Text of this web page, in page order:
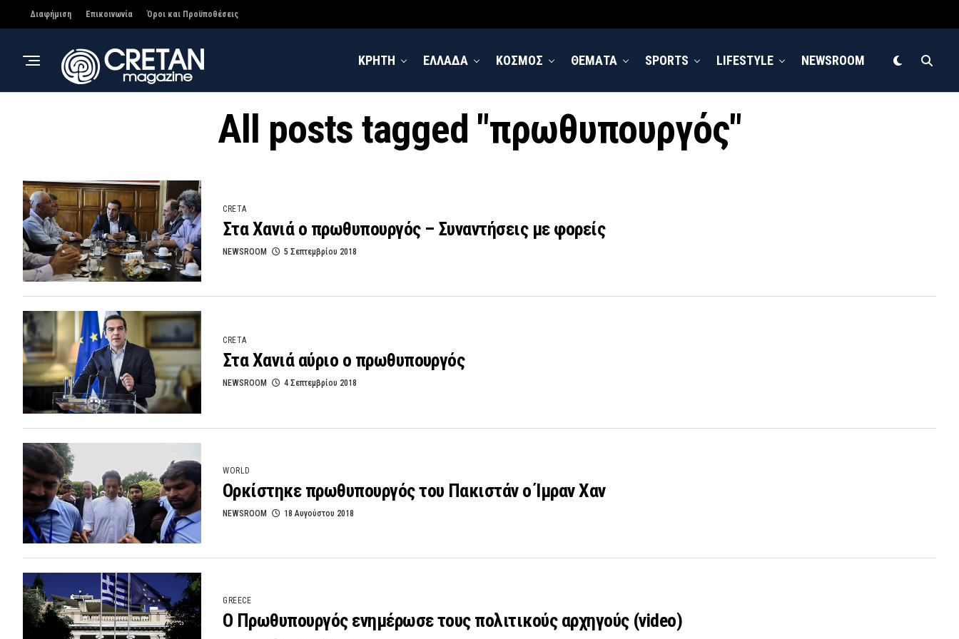
Διαφήμιση Επικοινωνία Όροι και Προϋποθέσεις
ΚΡΗΤΗ ΕΛΛΑΔΑ ΚΟΣΜΟΣ ΘΕΜΑΤΑ SPORTS LIFESTYLE NEWSROOM
All posts tagged "πρωθυπουργός"
CRETA
Στα Χανιά ο πρωθυπουργός – Συναντήσεις με φορείς
NEWSROOM 5 Σεπτεμβρίου 2018
CRETA
Στα Χανιά αύριο ο πρωθυπουργός
NEWSROOM 4 Σεπτεμβρίου 2018
WORLD
Ορκίστηκε πρωθυπουργός του Πακιστάν ο Ίμραν Χαν
NEWSROOM 18 Αυγούστου 2018
GREECE
O Πρωθυπουργός ενημέρωσε τους πολιτικούς αρχηγούς (video)